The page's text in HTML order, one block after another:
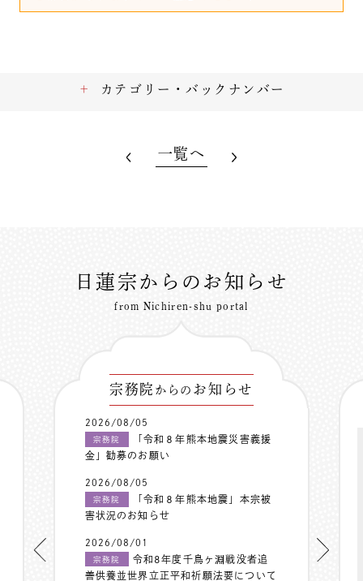
カテゴリー・バックナンバー
一覧へ
日蓮宗からのお知らせ
from Nichiren-shu portal
宗務院 からの お知らせ
2026/08/05
宗務院
「令和８年熊本地震災害義援
金」勧募のお願い
2026/08/05
宗務院
「令和８年熊本地震」本宗被
害状況のお知らせ
2026/08/01
宗務院
令和8年度千鳥ヶ淵戦没者追
善供養並世界立正平和祈願法要について